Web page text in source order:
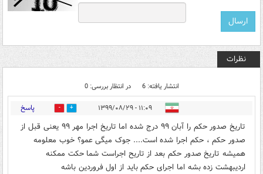
نظرات
انتشار یافته: 6 در انتظار بررسی: 0
۱۱:۰۹ - ۱۳۹۹/۰۸/۲۹ 2 پاسخ
تاریخ صدور حکم را آبان ۹۹ درج شده اما تاریخ اجرا مهر ۹۹ یعنی قبل از
صدور حکم ، حکم اجرا شده است.... جوک میگی عمو؟ خوب معلومه
همیشه تاریخ صدور حکم بعد از تاریح اجراست شما حکت ممکنه
اردیبهشت زده بشه اما اجرای حکم باید از اول فروردین باشه